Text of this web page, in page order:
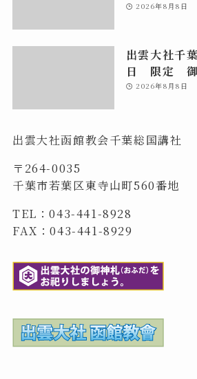
2026年8月8日
出雲大社千
日 限定 御
2026年8月8日
出雲大社函館教会千葉総国講社
〒264-0035
千葉市若葉区東寺山町560番地
TEL：043-441-8928
FAX：043-441-8929